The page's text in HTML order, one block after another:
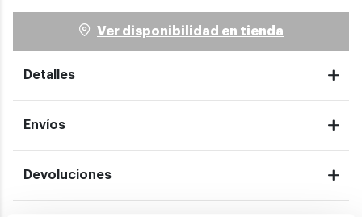
Ver disponibilidad en tienda
Detalles
Envíos
Devoluciones